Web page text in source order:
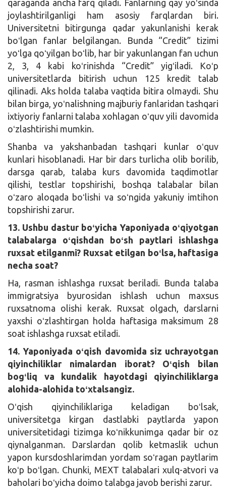
qaraganda ancha farq qiladi. Fanlarning qay yoʻsinda
joylashtirilganligi ham asosiy farqlardan biri.
Universitetni bitirgunga qadar yakunlanishi kerak
boʻlgan fanlar belgilangan. Bunda “Credit” tizimi
yoʻlga qoʻyilgan boʻlib, har bir yakunlangan fan uchun
2, 3, 4 kabi koʻrinishda “Credit” yigʻiladi. Koʻp
universitetlarda bitirish uchun 125 kredit talab
qilinadi. Aks holda talaba vaqtida bitira olmaydi. Shu
bilan birga, yoʻnalishning majburiy fanlaridan tashqari
ixtiyoriy fanlarni talaba xohlagan oʻquv yili davomida
oʻzlashtirishi mumkin.
Shanba va yakshanbadan tashqari kunlar oʻquv
kunlari hisoblanadi. Har bir dars turlicha olib borilib,
darsga qarab, talaba kurs davomida taqdimotlar
qilishi, testlar topshirishi, boshqa talabalar bilan
oʻzaro aloqada boʻlishi va soʻngida yakuniy imtihon
topshirishi zarur.
13. Ushbu dastur boʻyicha Yaponiyada oʻqiyotgan
talabalarga oʻqishdan boʻsh paytlari ishlashga
ruxsat etilganmi? Ruxsat etilgan boʻlsa, haftasiga
necha soat?
Ha, rasman ishlashga ruxsat beriladi. Bunda talaba
immigratsiya byurosidan ishlash uchun maxsus
ruxsatnoma olishi kerak. Ruxsat olgach, darslarni
yaxshi oʻzlashtirgan holda haftasiga maksimum 28
soat ishlashga ruxsat etiladi.
14. Yaponiyada oʻqish davomida siz uchrayotgan
qiyinchiliklar nimalardan iborat? Oʻqish bilan
bogʻliq va kundalik hayotdagi qiyinchiliklarga
alohida-alohida toʻxtalsangiz.
Oʻqish qiyinchiliklariga keladigan boʻlsak,
universitetga kirgan dastlabki paytlarda yapon
universitetidagi tizimga koʻnikkunimga qadar bir oz
qiynalganman. Darslardan qolib ketmaslik uchun
yapon kursdoshlarimdan yordam soʻragan paytlarim
koʻp boʻlgan. Chunki, MEXT talabalari xulq-atvori va
baholari boʻyicha doimo talabga javob berishi zarur.